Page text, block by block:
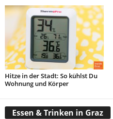
Hitze in der Stadt: So kühlst Du
Wohnung und Körper
Essen & Trinken in Graz